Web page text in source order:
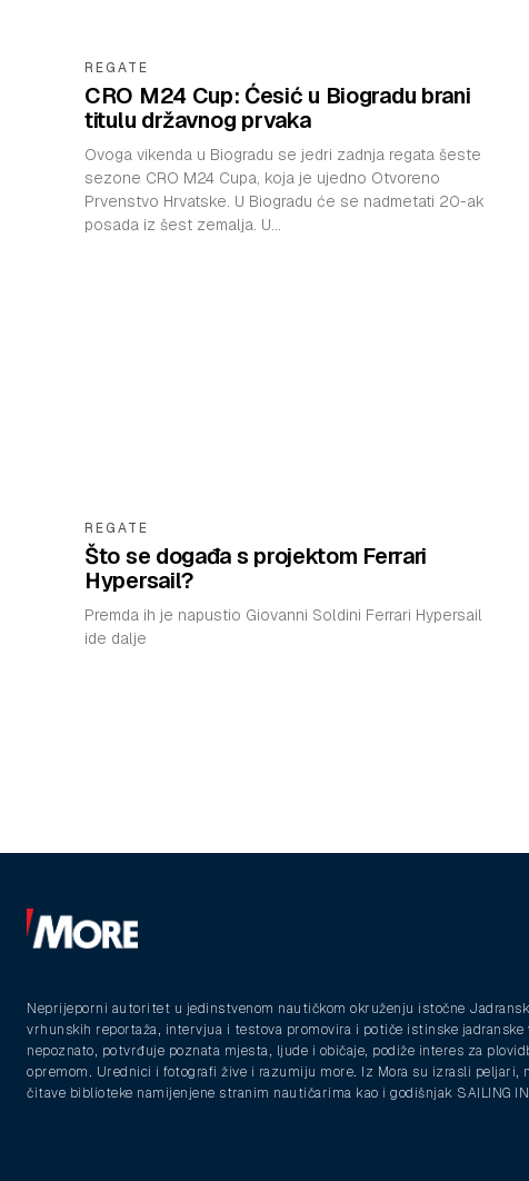
REGATE
CRO M24 Cup: Ćesić u Biogradu brani
titulu državnog prvaka
Ovoga vikenda u Biogradu se jedri zadnja regata šeste
sezone CRO M24 Cupa, koja je ujedno Otvoreno
Prvenstvo Hrvatske. U Biogradu će se nadmetati 20-ak
posada iz šest zemalja. U...
REGATE
Što se događa s projektom Ferrari
Hypersail?
Premda ih je napustio Giovanni Soldini Ferrari Hypersail
ide dalje
Neprijeporni autoritet u jedinstvenom nautičkom okruženju istočne
vrhunskih reportaža, intervjua i testova promovira i potiče istinske
nepoznato, potvrđuje poznata mjesta, ljude i običaje, podiže interes za
opremom. Urednici i fotografi žive i razumiju more. Iz Mora su izrasli peljari,
čitave biblioteke namijenjene stranim nautičarima kao i godišnjak SAILING IN